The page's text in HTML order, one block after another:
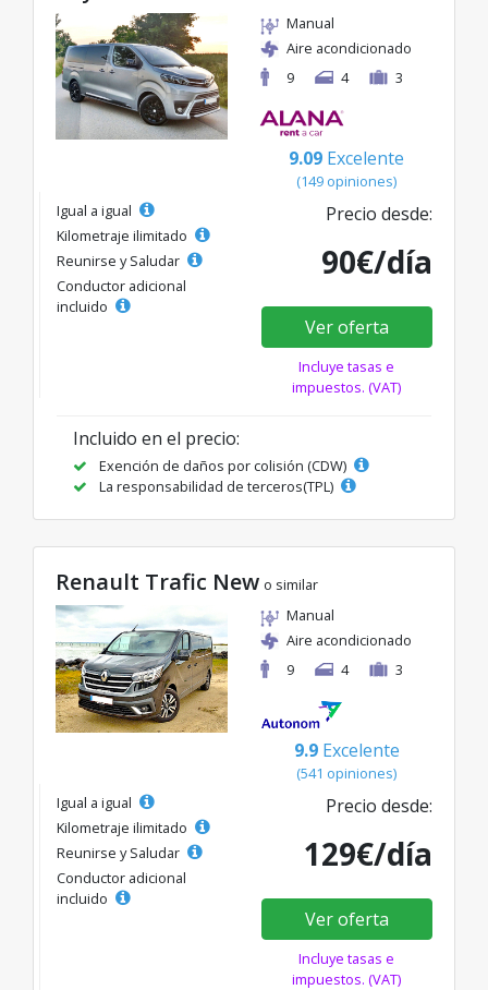
Manual
Aire acondicionado
9
4 3
9.09 Excelente
(149 opiniones)
Igual a igual
Kilometraje ilimitado
Reunirse y Saludar
Conductor adicional
incluido
Precio desde:
90€/día
Ver oferta
Incluye tasas e
impuestos. (VAT)
Incluido en el precio:
Exención de daños por colisión (CDW)
La responsabilidad de terceros(TPL)
Renault Trafic New o similar
Manual
Aire acondicionado
9
4 3
9.9 Excelente
(541 opiniones)
Igual a igual
Kilometraje ilimitado
Reunirse y Saludar
Conductor adicional
incluido
Precio desde:
129€/día
Ver oferta
Incluye tasas e
impuestos. (VAT)